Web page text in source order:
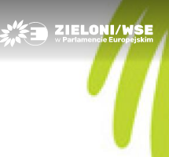
Greens/EFA Home